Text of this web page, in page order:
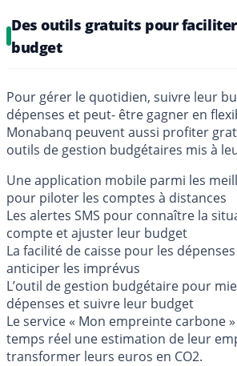
Des outils gratuits pour
budget
Pour gérer le quotidien, suivre leur
dépenses et peut- être gagner en
Monabanq peuvent aussi profiter
outils de gestion budgétaires mis à
Une application mobile parmi les
pour piloter les comptes à distances
Les alertes SMS pour connaître la
compte et ajuster leur budget
La facilité de caisse pour les
anticiper les imprévus
L’outil de gestion budgétaire pour
dépenses et suivre leur budget
Le service « Mon empreinte carbone
temps réel une estimation de leur
transformer leurs euros en CO2.